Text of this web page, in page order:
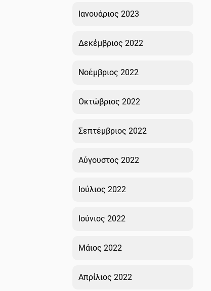
Ιανουάριος 2023
Δεκέμβριος 2022
Νοέμβριος 2022
Οκτώβριος 2022
Σεπτέμβριος 2022
Αύγουστος 2022
Ιούλιος 2022
Ιούνιος 2022
Μάιος 2022
Απρίλιος 2022